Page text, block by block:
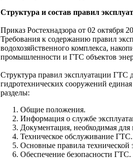
Структура и состав правил
Приказ Ростехнадзора от 02 октября
Требования к содержанию правил
водохозяйственного комплекса,
промышленности и ГТС объектов
Структура правил эксплуатации ГТС
гидротехнических сооружений
разделы:
Общие положения.
Информация о службе
Документация, необходимая
Техническое обслуживание ГТС.
Основные правила
Обеспечение безопасности ГТС.